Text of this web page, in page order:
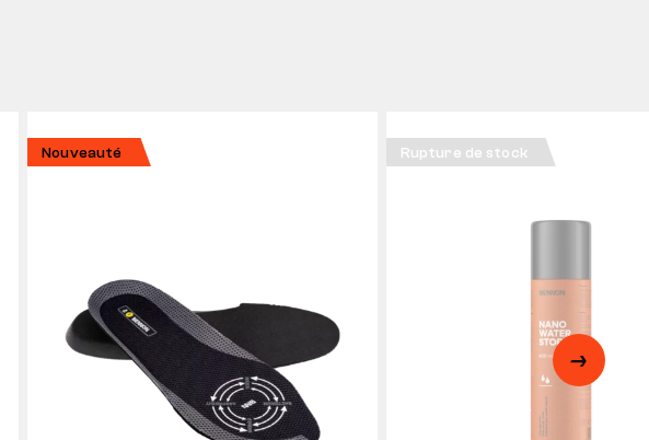
Nouveauté Rupture de stock